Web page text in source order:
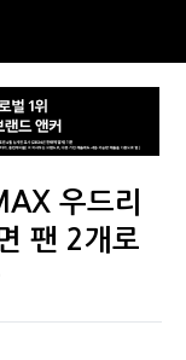
우드리
팬 2개로